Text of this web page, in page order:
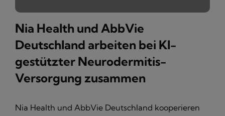
Nia Health und AbbVie
Deutschland arbeiten bei KI-
gestützter Neurodermitis-
Versorgung zusammen
Nia Health und AbbVie Deutschland kooperieren